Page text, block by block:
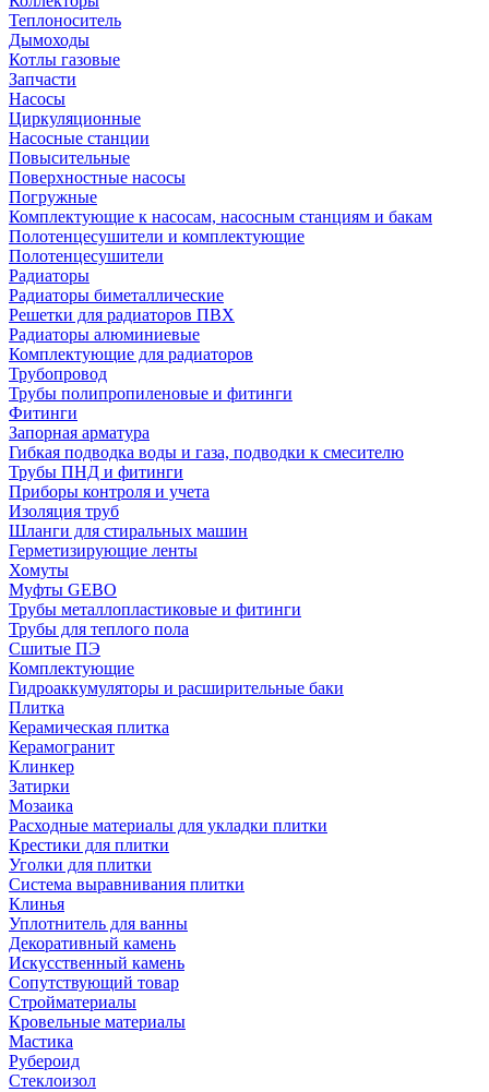
Теплоноситель
Дымоходы
Котлы газовые
Запчасти
Насосы
Циркуляционные
Насосные станции
Повысительные
Поверхностные насосы
Погружные
Комплектующие к насосам, насосным станциям и бакам
Полотенцесушители и комплектующие
Полотенцесушители
Радиаторы
Радиаторы биметаллические
Решетки для радиаторов ПВХ
Радиаторы алюминиевые
Комплектующие для радиаторов
Трубопровод
Трубы полипропиленовые и фитинги
Фитинги
Запорная арматура
Гибкая подводка воды и газа, подводки к смесителю
Трубы ПНД и фитинги
Приборы контроля и учета
Изоляция труб
Шланги для стиральных машин
Герметизирующие ленты
Хомуты
Муфты GEBO
Трубы металлопластиковые и фитинги
Трубы для теплого пола
Сшитые ПЭ
Комплектующие
Гидроаккумуляторы и расширительные баки
Плитка
Керамическая плитка
Керамогранит
Клинкер
Затирки
Мозаика
Расходные материалы для укладки плитки
Крестики для плитки
Уголки для плитки
Система выравнивания плитки
Клинья
Уплотнитель для ванны
Декоративный камень
Искусственный камень
Сопутствующий товар
Стройматериалы
Кровельные материалы
Мастика
Рубероид
Стеклоизол